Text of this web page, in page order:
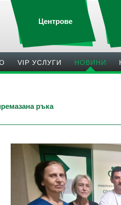
Центрове
VIP УСЛУГИ НОВИНИ
ръка